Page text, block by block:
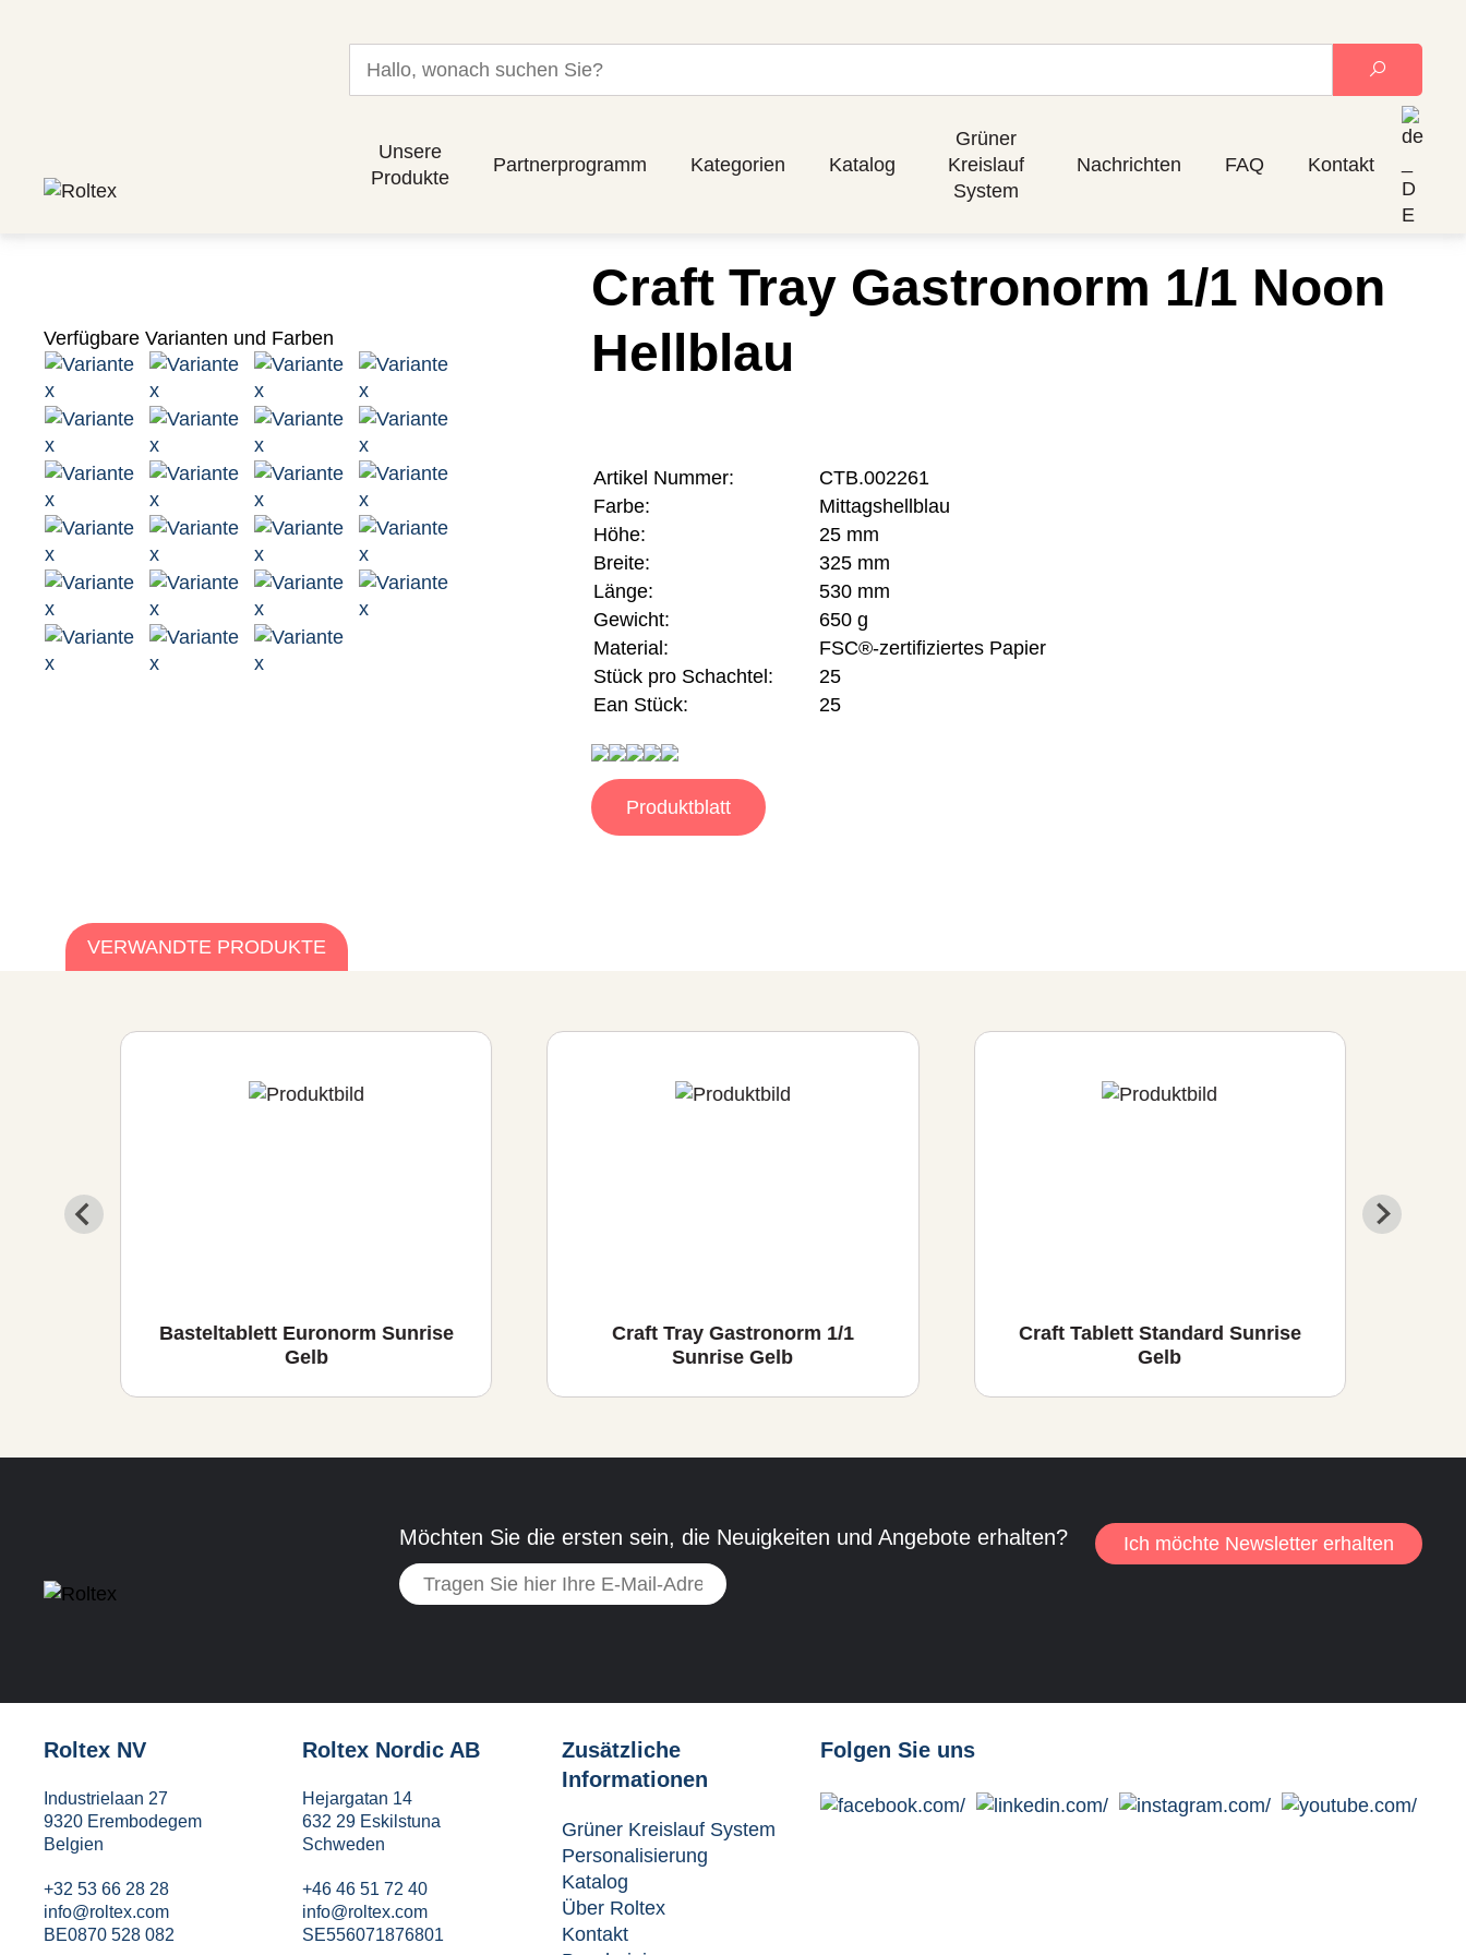
Unsere
Produkte
Partnerprogramm Kategorien Katalog
Grüner
Kreislauf
System
Nachrichten FAQ Kontakt
Verfügbare Varianten und Farben
Craft Tray Gastronorm 1/1 Noon
Hellblau
Artikel Nummer:
CTB.002261
Farbe:
Mittagshellblau
Höhe:
25 mm
Breite:
325 mm
Länge:
530 mm
Gewicht:
650 g
Material:
FSC®-zertifiziertes Papier
Stück pro Schachtel:
25
Ean Stück:
25
Produktblatt
VERWANDTE PRODUKTE
Basteltablett Euronorm Sunrise
Gelb
Craft Tray Gastronorm 1/1
Sunrise Gelb
Craft Tablett Standard Sunrise
Gelb
Möchten Sie die ersten sein, die Neuigkeiten und Angebote erhalten? Ich möchte Newsletter erhalten
Roltex NV
Industrielaan 27
9320 Erembodegem
Belgien
+32 53 66 28 28
info@roltex.com
BE0870 528 082
Roltex Nordic AB
Hejargatan 14
632 29 Eskilstuna
Schweden
+46 46 51 72 40
info@roltex.com
SE556071876801
Zusätzliche
Informationen
Grüner Kreislauf System
Personalisierung
Katalog
Über Roltex
Kontakt
Folgen Sie uns